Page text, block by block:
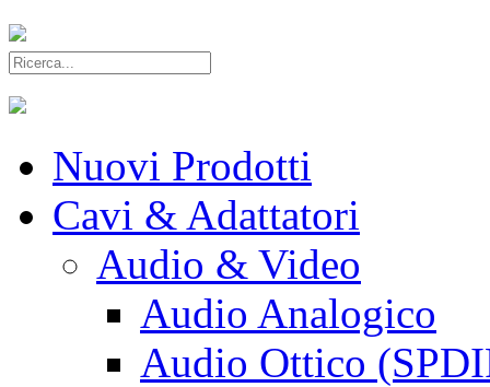
Nuovi Prodotti
Cavi & Adattatori
Audio & Video
Audio Analogico
Audio Ottico